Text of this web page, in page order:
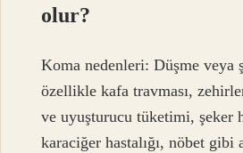
olur?
Koma nedenleri: Düşme veya
özellikle kafa travması,
ve uyuşturucu tüketimi, şeker
karaciğer hastalığı, nöbet gibi